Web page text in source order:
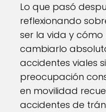
Lo que pasó
reflexionando
ser la vida y
cambiarlo
accidentes viales
preocupación
en movilidad
accidentes de